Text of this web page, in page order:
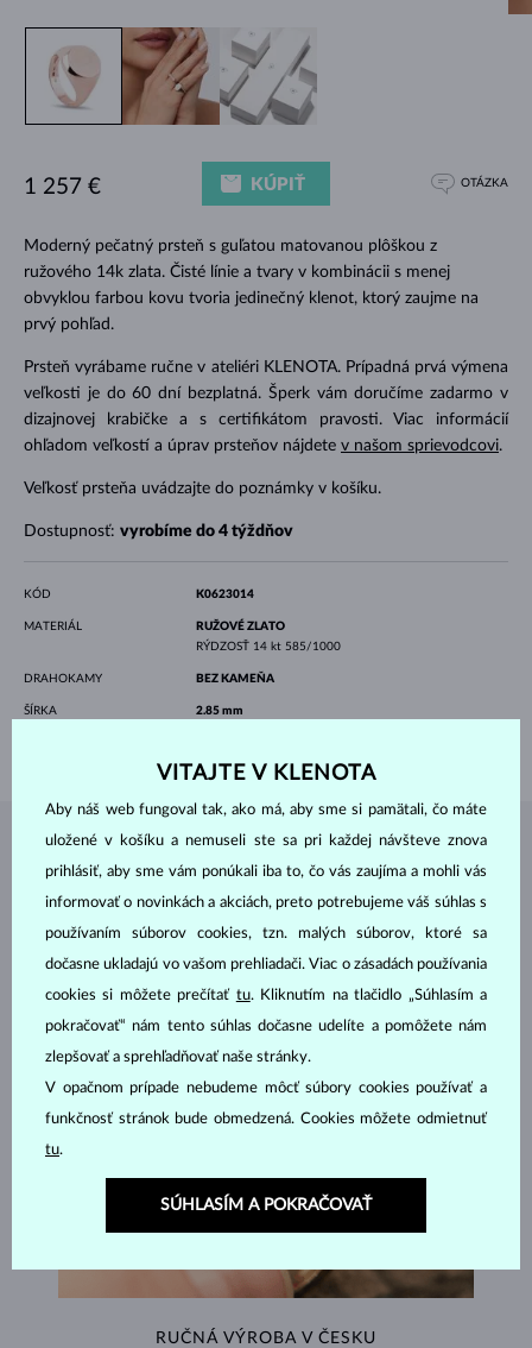
Moderný pečatný prsteň s guľatou matovanou plôškou z
ružového 14k zlata. Čisté línie a tvary v kombinácii s menej
obvyklou farbou kovu tvoria jedinečný klenot, ktorý zaujme na
prvý pohľad.
Prsteň vyrábame ručne v ateliéri KLENOTA. Prípadná prvá výmena
veľkosti je do 60 dní bezplatná. Šperk vám doručíme zadarmo v
dizajnovej krabičke a s certifikátom pravosti. Viac informácií
ohľadom veľkostí a úprav prsteňov nájdete v našom sprievodcovi.
Veľkosť prsteňa uvádzajte do poznámky v košíku.
Dostupnosť: vyrobíme do 4 týždňov
1 257 € KÚPIŤ OTÁZKA
KÓD K0623014
MATERIÁL
RUŽOVÉ ZLATO
RÝDZOSŤ 14 kt 585/1000
DRAHOKAMY BEZ KAMEŇA
ŠÍRKA 2.85 mm
ŠPERKY ZATELIÉRU KLENOTA
RUČNÁ VÝROBA V ČESKU
VITAJTE V KLENOTA
Aby náš web fungoval tak, ako má, aby sme si pamätali, čo máte
uložené v košíku a nemuseli ste sa pri každej návšteve znova
prihlásiť, aby sme vám ponúkali iba to, čo vás zaujíma a mohli vás
informovať o novinkách a akciách, preto potrebujeme váš súhlas s
používaním súborov cookies, tzn. malých súborov, ktoré sa
dočasne ukladajú vo vašom prehliadači. Viac o zásadách používania
cookies si môžete prečítať tu. Kliknutím na tlačidlo „Súhlasím a
pokračovať“ nám tento súhlas dočasne udelíte a pomôžete nám
zlepšovať a sprehľadňovať naše stránky.
V opačnom prípade nebudeme môcť súbory cookies používať a
funkčnosť stránok bude obmedzená. Cookies môžete odmietnuť
tu.
SÚHLASÍM A POKRAČOVAŤ